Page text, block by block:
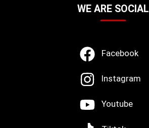
WE ARE SOCIAL
Facebook
Instagram
Youtube